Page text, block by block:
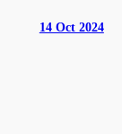
14 Oct 2024